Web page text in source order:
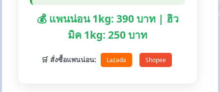
💰 แพนน่อน 1kg: 390 บาท | ฮิว
มิค 1kg: 250 บาท
🛒 สั่งซื้อแพนน่อน: Lazada Shopee